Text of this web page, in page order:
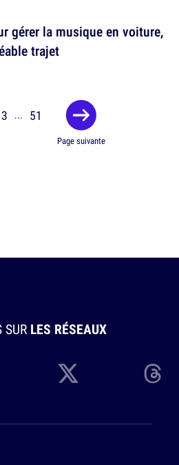
gérer la musique en voiture,
trajet
3 ... 51
Page suivante
SUR LES RÉSEAUX